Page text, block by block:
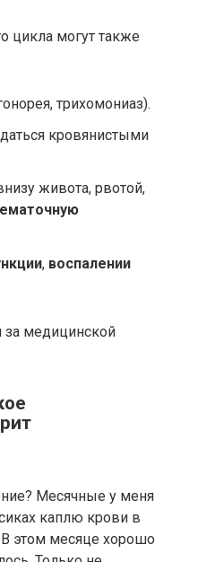
цикла могут также
трихомониаз).
кровянистыми
живота, рвотой,
, воспалении
за медицинской
Месячные у меня
каплю крови в
этом месяце хорошо